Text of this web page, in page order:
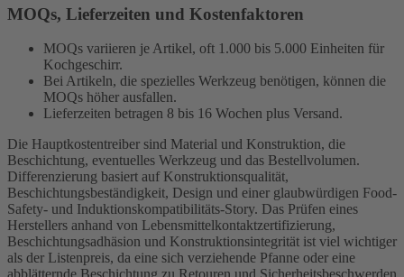
MOQs, Lieferzeiten und Kostenfaktoren
MOQs variieren je Artikel, oft 1.000 bis 5.000 Einheiten für
Kochgeschirr.
Bei Artikeln, die spezielles Werkzeug benötigen, können die
MOQs höher ausfallen.
Lieferzeiten betragen 8 bis 16 Wochen plus Versand.
Die Hauptkostentreiber sind Material und Konstruktion, die
Beschichtung, eventuelles Werkzeug und das Bestellvolumen.
Differenzierung basiert auf Konstruktionsqualität,
Beschichtungsbeständigkeit, Design und einer glaubwürdigen Food-
Safety- und Induktionskompatibilitäts-Story. Das Prüfen eines
Herstellers anhand von Lebensmittelkontaktzertifizierung,
Beschichtungsadhäsion und Konstruktionsintegrität ist viel wichtiger
als der Listenpreis, da eine sich verziehende Pfanne oder eine